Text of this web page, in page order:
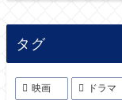
タグ
映画 ドラマ